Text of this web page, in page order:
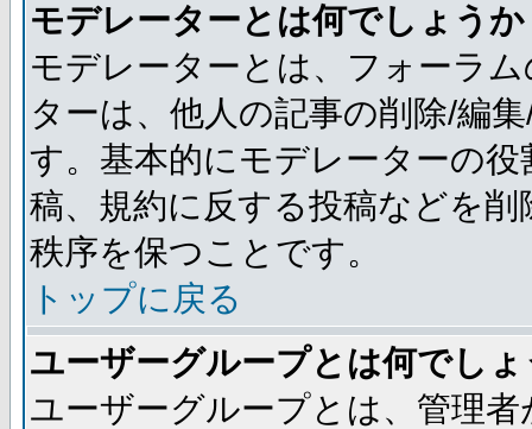
モデレーターとは何でしょうか
モデレーターとは、フォーラ
ターは、他人の記事の削除/編
す。基本的にモデレーターの
稿、規約に反する投稿などを
秩序を保つことです。
トップに戻る
ユーザーグループとは何でし
ユーザーグループとは、管理